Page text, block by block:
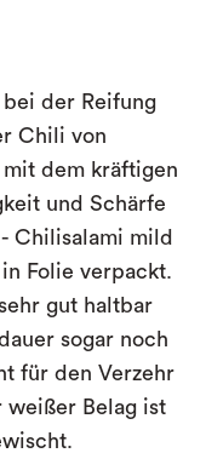
der Reifung
Chili von
dem kräftigen
und Schärfe
Chilisalami mild
Folie verpackt.
gut haltbar
sogar noch
für den Verzehr
Belag ist